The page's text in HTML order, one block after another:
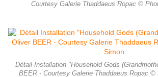
Courtesy Galerie Thaddaeus Ropac ©
Détail Installation "Household Gods
BEER - Courtesy Galerie Thaddaeus Ropac